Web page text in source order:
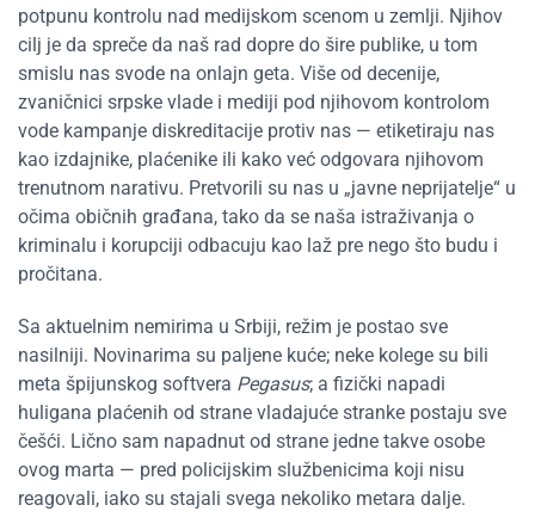
potpunu kontrolu nad medijskom scenom u zemlji. Njihov
cilj je da spreče da naš rad dopre do šire publike, u tom
smislu nas svode na onlajn geta. Više od decenije,
zvaničnici srpske vlade i mediji pod njihovom kontrolom
vode kampanje diskreditacije protiv nas — etiketiraju nas
kao izdajnike, plaćenike ili kako već odgovara njihovom
trenutnom narativu. Pretvorili su nas u „javne neprijatelje“ u
očima običnih građana, tako da se naša istraživanja o
kriminalu i korupciji odbacuju kao laž pre nego što budu i
pročitana.
Sa aktuelnim nemirima u Srbiji, režim je postao sve
nasilniji. Novinarima su paljene kuće; neke kolege su bili
meta špijunskog softvera Pegasus; a fizički napadi
huligana plaćenih od strane vladajuće stranke postaju sve
češći. Lično sam napadnut od strane jedne takve osobe
ovog marta — pred policijskim službenicima koji nisu
reagovali, iako su stajali svega nekoliko metara dalje.